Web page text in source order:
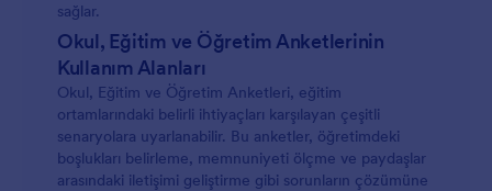
sağlar.
Okul, Eğitim ve Öğretim Anketlerinin
Kullanım Alanları
Okul, Eğitim ve Öğretim Anketleri, eğitim
ortamlarındaki belirli ihtiyaçları karşılayan çeşitli
senaryolara uyarlanabilir. Bu anketler, öğretimdeki
boşlukları belirleme, memnuniyeti ölçme ve paydaşlar
arasındaki iletişimi geliştirme gibi sorunların çözümüne